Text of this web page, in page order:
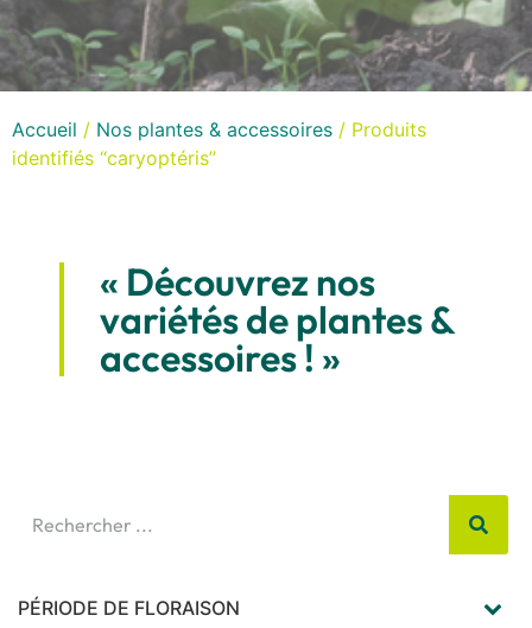
Accueil / Nos plantes & accessoires / Produits
identifiés “caryoptéris”
« Découvrez nos
variétés de plantes &
accessoires ! »
PÉRIODE DE FLORAISON